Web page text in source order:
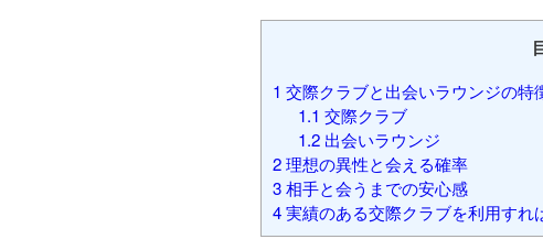
1 交際クラブと出会いラウンジの特
1.1 交際クラブ
1.2出会いラウンジ
2理想の異性と会える確率
3相手と会うまでの安心感
4実績のある交際クラブを利用すれ